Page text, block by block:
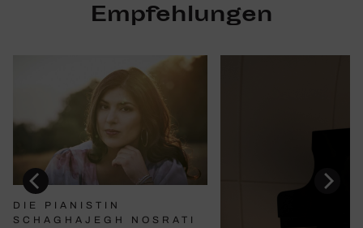
Empfehlungen
DIE PIANISTIN
SCHAGHAJEGH NOSRATI